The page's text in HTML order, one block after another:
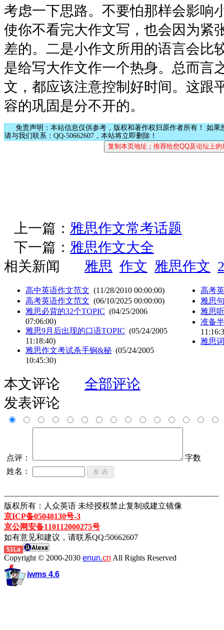
考虑一下思路。不要怕那样会影响
使你不看完大作文写，也会因为紧
差的。二是小作文所用的语言会比
是给写大作文作一个热身。总而言
文，都应该注意控制好时间。这跟
容的巩固是分不开的。
免责声明：本站信息仅供参考，版权和著作权归原作者所有！ 如果
请与我们联系：QQ-50662607，本站将立即删除！
上一篇： 雅思作文常考话题
下一篇： 雅思作文大全
相关新闻
雅思 作文 雅思作文
高中英语作文范文 (11/28/2010 00:00:00)
高考英语作文范文 (06/10/2025 00:00:00)
雅思必背的32个TOPIC (04/25/2006
07:06:00)
雅思9月后出现的口语TOPIC (05/24/2005
11:18:40)
雅思作文考试杀手锏&秘 (05/24/2005
10:45:30)
高考
雅思
雅思
准备
雅思
本文评论
全部评论
发表评论
点评：
字数
姓名：
┈┈┈┈┈┈┈┈┈┈┈┈┈┈┈┈┈┈┈┈┈┈┈┈┈┈┈┈┈┈┈┈┈┈┈┈┈┈┈┈┈┈┈
版权所有：人众英语 未经授权禁止复制或建立镜像
京ICP备05048130号-3
京公网安备110112000275号
如有意见和建议，请联系QQ:50662607
51La
Copyright © 2000-2030 enun.cn All Rights Reserved
iwms 4.6